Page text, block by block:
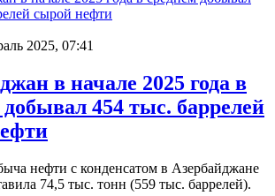
2025, 07:41
в начале 2025 года в
454 тыс. баррелей
нефти с конденсатом в Азербайджане
74,5 тыс. тонн (559 тыс. баррелей).